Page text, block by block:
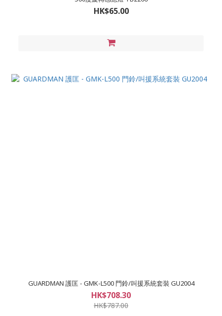
HK$65.00
GUARDMAN 護匡 - GMK-L500 門鈴/叫援系統套裝 GU2004
HK$708.30
HK$787.00